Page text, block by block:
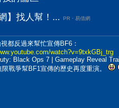
】找人幫！...
PR・易借網
都反過來幫忙宣傳BF6：
watch?v=9txkGBj_trg
Black Ops 7 | Gameplay Reveal
限戰爭幫BF1宣傳的歷史再度重演。